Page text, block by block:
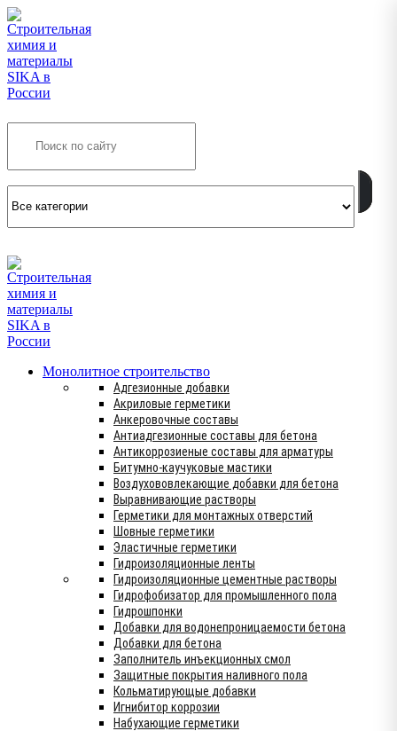
Монолитное строительство
Адгезионные добавки
Акриловые герметики
Анкеровочные составы
Антиадгезионные составы для бетона
Антикоррозиеные составы для арматуры
Битумно-каучуковые мастики
Воздухововлекающие добавки для бетона
Выравнивающие растворы
Герметики для монтажных отверстий
Шовные герметики
Эластичные герметики
Гидроизоляционные ленты
Гидроизоляционные цементные растворы
Гидрофобизатор для промышленного пола
Гидрошпонки
Добавки для водонепроницаемости бетона
Добавки для бетона
Заполнитель инъекционных смол
Защитные покрытия наливного пола
Кольматирующые добавки
Игнибитор коррозии
Набухающие герметики